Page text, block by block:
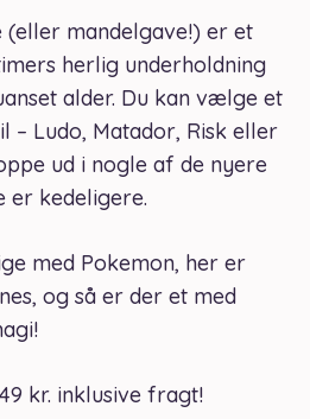
(eller mandelgave!) er et
herlig underholdning
alder. Du kan vælge et
– Ludo, Matador, Risk eller
ud i nogle af de nyere
er kedeligere.
med Pokemon, her er
og så er der et med
kr. inklusive fragt!